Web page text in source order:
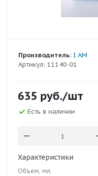
Артикул: 11140-01
Производитель: I AM
635 руб./шт
Есть в наличии
Характеристики
Объем, мл.